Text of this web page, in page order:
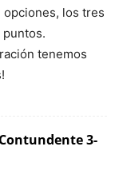
opciones, los tres
puntos.
tenemos
3-